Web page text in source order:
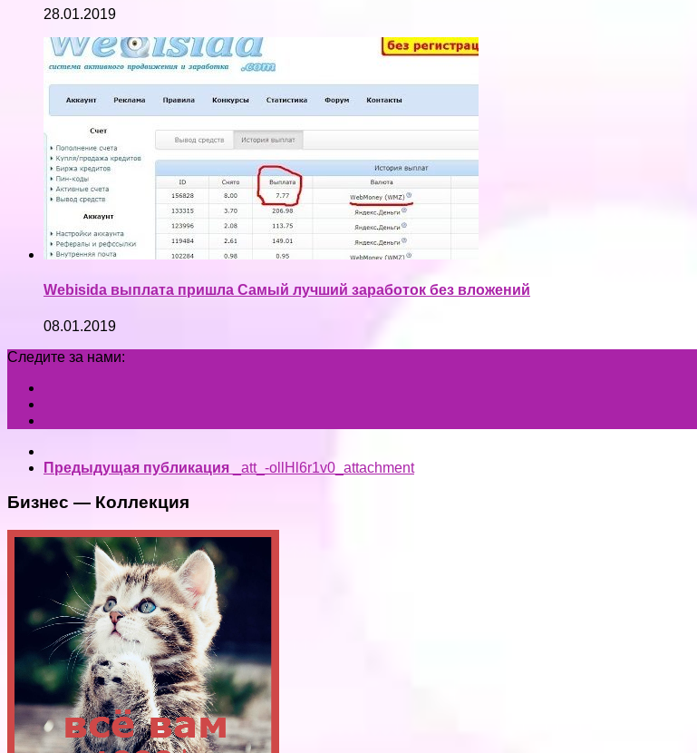
28.01.2019
Webisida выплата пришла Самый лучший заработок без вложений
08.01.2019
Следите за нами:
Предыдущая публикация _att_-ollHl6r1v0_attachment
Бизнес — Коллекция